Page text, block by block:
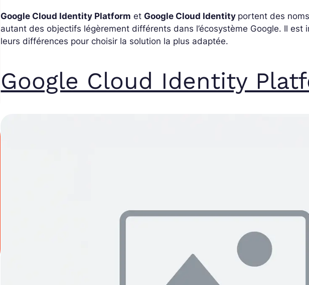
Google Cloud Identity Platform etGoogle Cloud Identity portent des
autant des objectifs légèrement différents dans l’écosystème Google. Il est
leurs différences pour choisir la solution la plus adaptée.
Google Cloud Identity